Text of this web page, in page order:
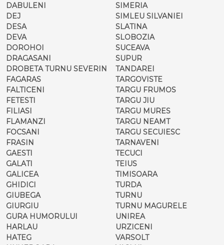
DABULENI
DEJ
DESA
DEVA
DOROHOI
DRAGASANI
DROBETA TURNU SEVERIN
FAGARAS
FALTICENI
FETESTI
FILIASI
FLAMANZI
FOCSANI
FRASIN
GAESTI
GALATI
GALICEA
GHIDICI
GIUBEGA
GIURGIU
GURA HUMORULUI
HARLAU
HATEG
SIMERIA
SIMLEU SILVANIEI
SLATINA
SLOBOZIA
SUCEAVA
SUPUR
TANDAREI
TARGOVISTE
TARGU FRUMOS
TARGU JIU
TARGU MURES
TARGU NEAMT
TARGU SECUIESC
TARNAVENI
TECUCI
TEIUS
TIMISOARA
TURDA
TURNU
TURNU MAGURELE
UNIREA
URZICENI
VARSOLT